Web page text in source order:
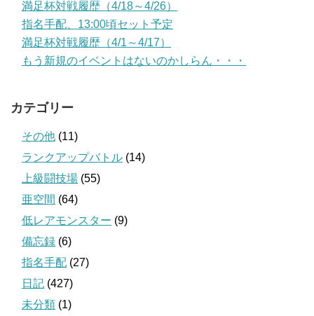
満足杯対戦履歴（4/18～4/26）
指名手配、13:00頃セット予定
満足杯対戦履歴（4/1～4/17）
もう新規のイベントはないのかしらん・・・
カテゴリー
その他 (11)
ランクアップバトル (14)
上級闘技場 (55)
亜空間 (64)
低レアモンスター (9)
備忘録 (6)
指名手配 (27)
日記 (427)
未分類 (1)